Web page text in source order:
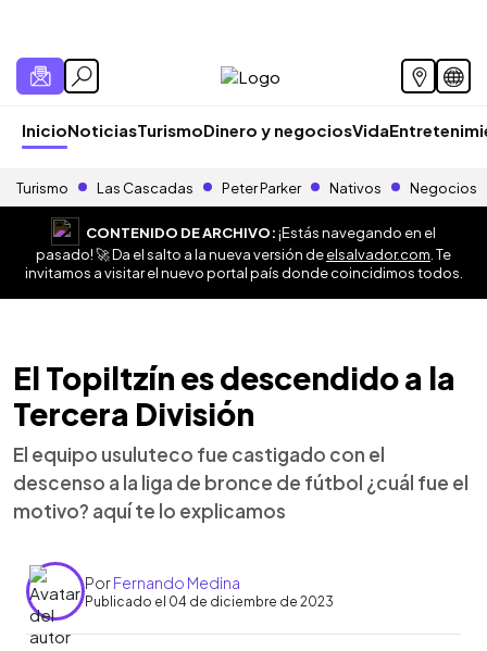
InicioNoticiasTurismoDinero y negociosVida
Turismo Las Cascadas Peter Parker Nativos Negocios
CONTENIDO DE ARCHIVO:¡Estás navegando en el
pasado! 🚀 Da el salto a la nueva versión deelsalvador.com . Te
invitamos a visitar el nuevo portal país donde coincidimos todos.
El Topiltzín es descendido a la
Tercera División
El equipo usuluteco fue castigado con el
descenso a la liga de bronce de fútbol ¿cuál fue el
motivo? aquí te lo explicamos
PorFernando Medina
Publicado el 04 de diciembre de 2023